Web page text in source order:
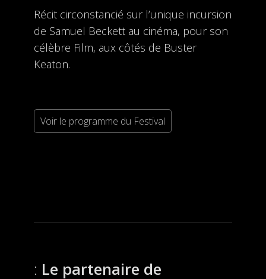
Récit circonstancié sur l’unique incursion
de Samuel Beckett au cinéma, pour son
célèbre Film, aux côtés de Buster
Keaton.
Voir le programme du Festival
Le partenaire de